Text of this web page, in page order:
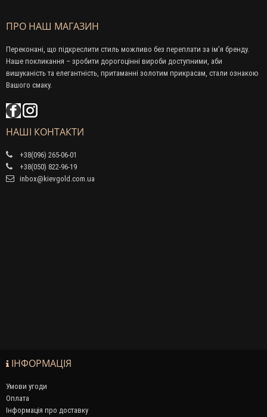
ПРО НАШ МАГАЗИН
Переконані, що підкреслити стиль можливо без переплати за ім’я бренду.
Наше покликання – зробити дорогоцінні вироби доступними, аби
вишуканість та елегантність, притаманні золотим прикрасам, стали ознакою
Вашого смаку.
НАШІ КОНТАКТИ
+38(096) 265-06-01
+38(050) 822-96-19
inbox@kievgold.com.ua
ІНФОРМАЦІЯ
Умови угоди
Оплата
Інформація про доставку